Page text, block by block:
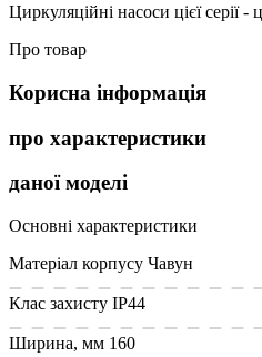
Циркуляційні насоси цієї
Про товар
Корисна інформація
про характеристики
даної моделі
Основні характеристики
Матеріал корпусу Чавун
Клас захисту IP44
Ширина, мм 160